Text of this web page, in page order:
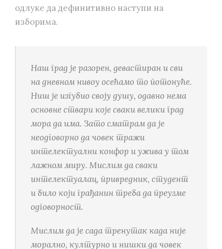
одлуке да дефинитивно наступи на
изборима.
Наш град је разорен, девастиран и сви
на дневном нивоу осећамо то потонуће.
Ниш је изгубио своју душу, одавно нема
основне ствари које сваки велики град
мора да има. Зато сматрам да је
неодговорно да човек тражи
интелектуални конфор и ужива у том
лажном миру. Мислим да сваки
интелектуалац, привредник, студент
и било који грађанин треба да преузме
одговорност.
Мислим да је сада тренутак када није
морално, културно и нишки да човек